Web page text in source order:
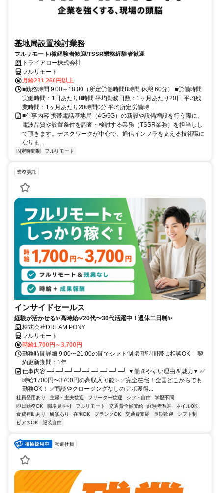
基地局設置検討業務
フルリモート/微経験者歓迎/TSSR業務経験者歓迎
トライアロー株式会社
フルリモート
月給231,260円以上
■勤務時間 9:00～18:00（所定労働時間8時間 休憩:60分） ■労働時間
実働時間：1日あたり8時間 平均勤務日数：1ヶ月あたり20日 平均残
業時間：1ヶ月あたり20時間0分 平均所定労働時...
■仕事内容 携帯電話基地局（4G/5G）の新設や設備増設を行う際に、
電波品質や設置条件を調査・検討する業務（TSSR業務）を担当しし
て頂きます。デスクワークが中心で、通信インフラを支える技術職に
なりま...
固定時間制 フルリモート
業務委託
インサイドセールス
経験が活かせる✨高時給✅20代〜30代活躍中！週休二日制✨
株式会社DREAM PONY
フルリモート
時給1,700円～3,700円
勤務時間詳細 9:00〜21:00の間でシフト制 希望時間帯は相談OK！ 契
約更新期間：1年
仕事内容 ─┘─┘─┘─┘─┘─┘─┘─┘─┘ ▼働きやすい理由＆魅力▼ ✅
時給1700円〜3700円の高収入可能✨ ✅完全在宅！全国どこからでも
勤務OK！ ✅商談やクロージングなしのアポ獲得...
社員登用あり 主婦・主夫歓迎 フリーター歓迎 シフト自由
学歴不問
即日勤務OK
職場見学可 フルリモート 交通費全額支給 経験者歓迎
ネイルOK
食費補助あり
研修あり 在宅OK ブランクOK 交通費支給 長期歓迎
シフト制
ピアスOK
服装自由
派遣社員